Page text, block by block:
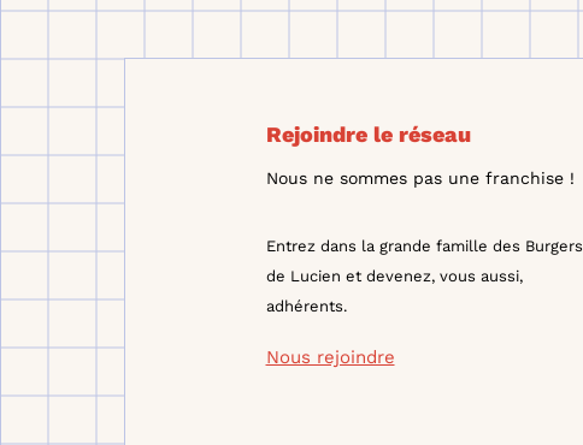
Rejoindre le réseau
Nous ne sommes pas une franchise !
Entrez dans la grande famille des Burgers
de Lucien et devenez, vous aussi,
adhérents.
Nous rejoindre